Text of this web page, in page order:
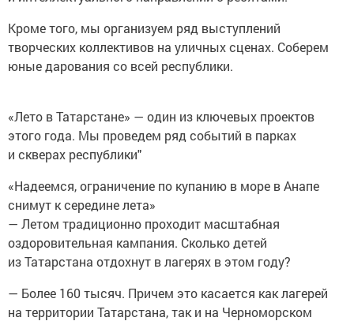
Кроме того, мы организуем ряд выступлений
творческих коллективов на уличных сценах. Соберем
юные дарования со всей республики.
«Лето в Татарстане» — один из ключевых проектов
этого года. Мы проведем ряд событий в парках
и скверах республики"
«Надеемся, ограничение по купанию в море в Анапе
снимут к середине лета»
— Летом традиционно проходит масштабная
оздоровительная кампания. Сколько детей
из Татарстана отдохнут в лагерях в этом году?
— Более 160 тысяч. Причем это касается как лагерей
на территории Татарстана, так и на Черноморском